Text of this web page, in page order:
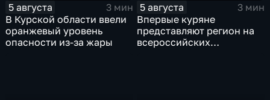
5 августа
3 мин
В Курской области ввели
оранжевый уровень
опасности из-за жары
5 августа
3 мин
Впервые куряне
представляют регион на
всероссийских